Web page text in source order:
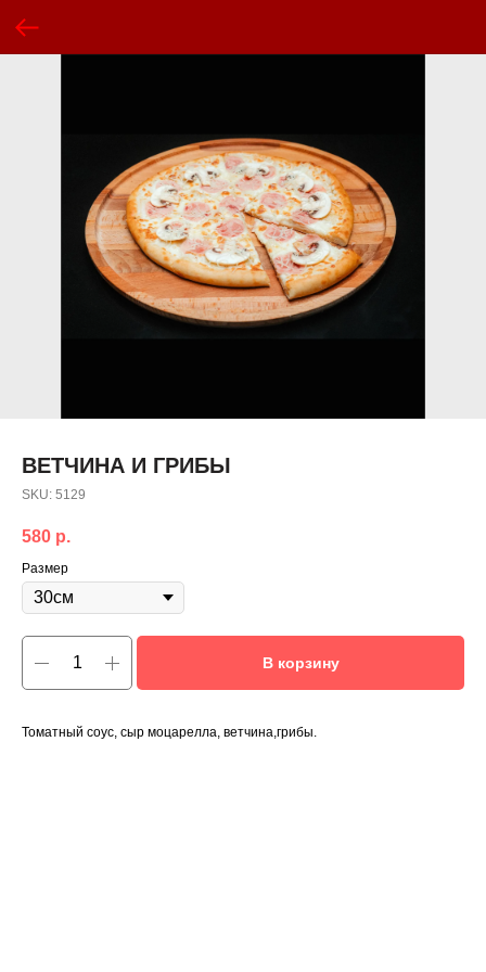
ВЕТЧИНА И ГРИБЫ
SKU: 5129
580 р.
Размер
В корзину
Томатный соус, сыр моцарелла, ветчина,грибы.